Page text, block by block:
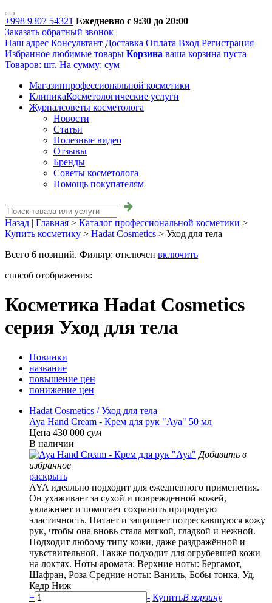
+998 9307 54321 Ежедневно с 9:30 до 20:00
Заказать обратный звонок
Наш адрес Консультант Доставка Оплата Вход Регистрация
Избранное любимые товары Корзина ваша корзина пуста
Товаров: шт. На сумму: сум
Магазинпрофессиональной косметики
КлиникаКосметологические услуги
Журналсоветы косметолога
Новости
Статьи
Полезные видео
Отзывы
Бренды
Советы косметолога
Помощь покупателям
Назад | Главная > Каталог профессиональной косметики >
Купить косметику > Hadat Cosmetics > Уход для тела
Всего 6 позиций. Фильтр: отключен включить
способ отображения:
Косметика Hadat Cosmetics
серия Уход для тела
Новинки
название
повышение цен
понижение цен
Hadat Cosmetics / Уход для тела
Aya Hand Cream - Крем для рук "Aya" 50 мл
Цена 430 000 сум
В наличии
Добавить в
избранное
раскрыть
AYA идеально подходит для ежедневного применения.
Он ухаживает за сухой и поврежденной кожей,
увлажняет и помогает сохранить природную
эластичность. Питает и защищает потрескавшуюся кожу
рук, чтобы она вновь стала мягкой, гладкой и нежной.
Подходит любому типу кожи, даже раздражённой и
чувствительной. Также подходит для огрубевшей кожи
на локтях. Ноты аромата: Верхние ноты: Бергамот,
Шафран, Роза Средние ноты: Ваниль, Бобы тонка, Уд,
Кедр Ниж
+
- КупитьВ корзину